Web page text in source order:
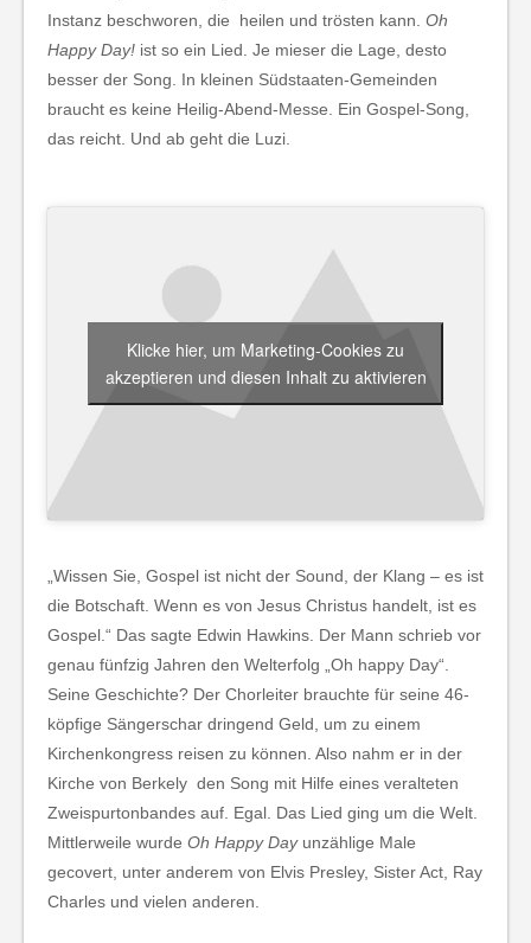
Instanz beschworen, die heilen und trösten kann. Oh
Happy Day! ist so ein Lied. Je mieser die Lage, desto
besser der Song. In kleinen Südstaaten-Gemeinden
braucht es keine Heilig-Abend-Messe. Ein Gospel-Song,
das reicht. Und ab geht die Luzi.
Klicke hier, um Marketing-Cookies zu
akzeptieren und diesen Inhalt zu aktivieren
„Wissen Sie, Gospel ist nicht der Sound, der Klang – es ist
die Botschaft. Wenn es von Jesus Christus handelt, ist es
Gospel.“ Das sagte Edwin Hawkins. Der Mann schrieb vor
genau fünfzig Jahren den Welterfolg „Oh happy Day“.
Seine Geschichte? Der Chorleiter brauchte für seine 46-
köpfige Sängerschar dringend Geld, um zu einem
Kirchenkongress reisen zu können. Also nahm er in der
Kirche von Berkely den Song mit Hilfe eines veralteten
Zweispurtonbandes auf. Egal. Das Lied ging um die Welt.
Mittlerweile wurde Oh Happy Dayunzählige Male
gecovert, unter anderem von Elvis Presley, Sister Act, Ray
Charles und vielen anderen.